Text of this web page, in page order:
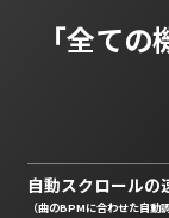
「全て
自動スクロールの
（曲のBPMに合わせた自動